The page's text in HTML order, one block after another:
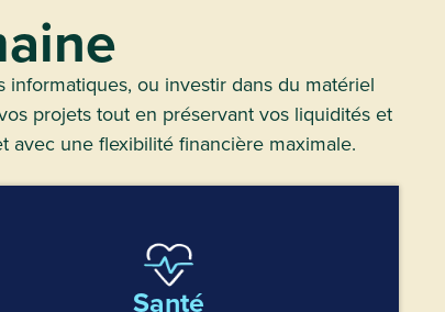
ou investir dans du matériel
projets tout en préservant vos liquidités et
avec une flexibilité financière maximale.
Santé